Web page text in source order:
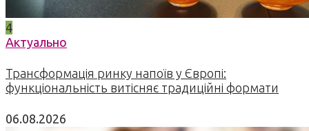
4
Актуально
Трансформація ринку напоїв у Європі:
функціональність витісняє традиційні формати
06.08.2026